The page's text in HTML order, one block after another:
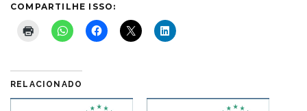
COMPARTILHE ISSO:
RELACIONADO